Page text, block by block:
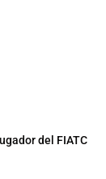
del FIATC